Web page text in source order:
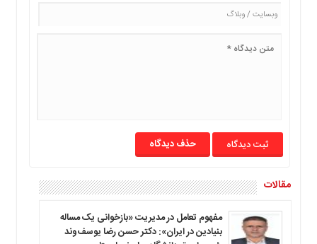
حذف دیدگاه
مقالات
مفهوم تعامل در مدیریت «بازخوانی یک مساله
بنیادین در ایران»: دکتر حسن رضا یوسف‌وند